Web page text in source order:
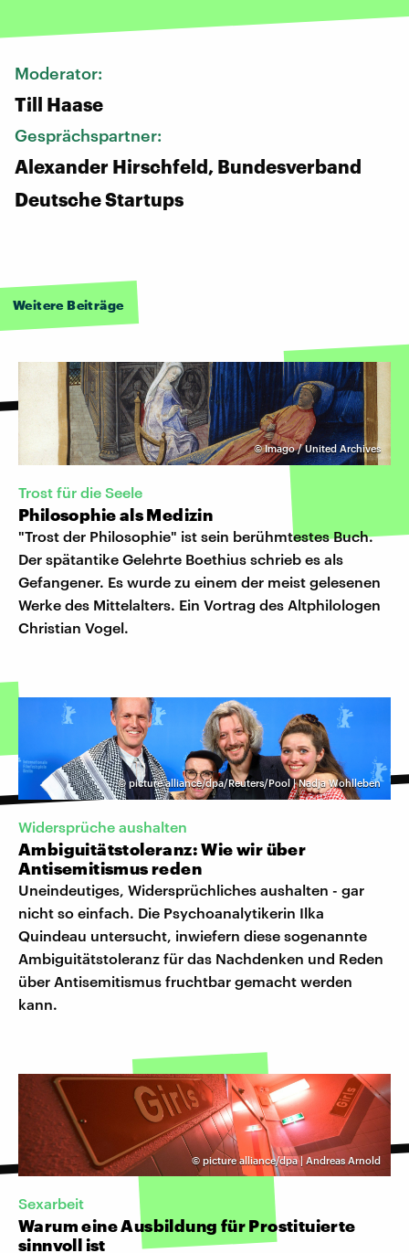
Moderator:
Till Haase
Gesprächspartner:
Alexander Hirschfeld, Bundesverband
Deutsche Startups
Weitere Beiträge
©Imago / United Archives
Trost für die Seele
Philosophie als Medizin
"Trost der Philosophie" ist sein berühmtestes Buch.
Der spätantike Gelehrte Boethius schrieb es als
Gefangener. Es wurde zu einem der meist gelesenen
Werke des Mittelalters. Ein Vortrag des Altphilologen
Christian Vogel.
© picture alliance/dpa/Reuters/Pool | Nadja Wohlleben
Widersprüche aushalten
Ambiguitätstoleranz: Wie wir über
Antisemitismus reden
Uneindeutiges, Widersprüchliches aushalten - gar
nicht so einfach. Die Psychoanalytikerin Ilka
Quindeau untersucht, inwiefern diese sogenannte
Ambiguitätstoleranz für das Nachdenken und Reden
über Antisemitismus fruchtbar gemacht werden
kann.
© picture alliance/dpa | Andreas Arnold
Sexarbeit
Warum eine Ausbildung für Prostituierte
sinnvoll ist